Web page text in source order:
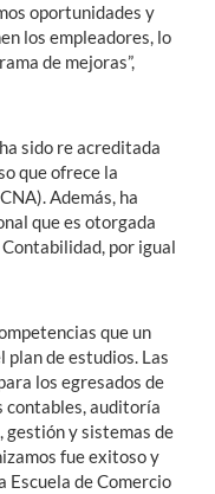
oportunidades y
los empleadores, lo
de mejoras”,
sido re acreditada
que ofrece la
Además, ha
que es otorgada
por igual
que un
de estudios. Las
los egresados de
contables, auditoría
y sistemas de
fue exitoso y
Escuela de Comercio